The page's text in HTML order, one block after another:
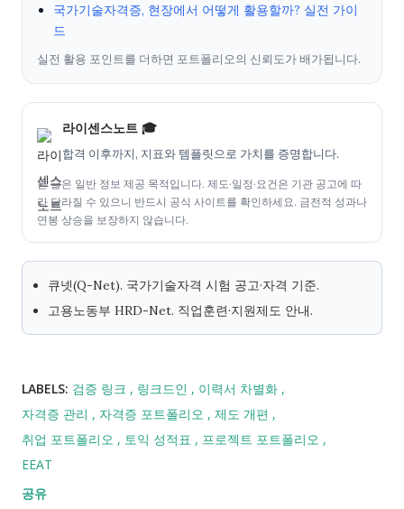
국가기술자격증, 현장에서 어떻게 활용할까? 실전 가이
드
실전 활용 포인트를 더하면 포트폴리오의 신뢰도가 배가됩니다.
라이센스노트 🎓
합격 이후까지, 지표와 템플릿으로 가치를 증명합니다.
본 글은 일반 정보 제공 목적입니다. 제도·일정·요건은 기관 공고에 따
라 달라질 수 있으니 반드시 공식 사이트를 확인하세요. 금전적 성과나
연봉 상승을 보장하지 않습니다.
큐넷(Q-Net). 국가기술자격 시험 공고·자격 기준.
고용노동부 HRD-Net. 직업훈련·지원제도 안내.
LABELS: 검증 링크 링크드인
이력서 차별화
자격증 관리
자격증 포트폴리오
제도 개편
취업 포트폴리오
토익 성적표
프로젝트 포트폴리오
EEAT
공유